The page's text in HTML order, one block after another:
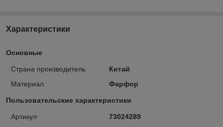
Характеристики
Основные
Страна производитель
Китай
Материал
Фарфор
Пользовательские характеристики
Артикул
73024289